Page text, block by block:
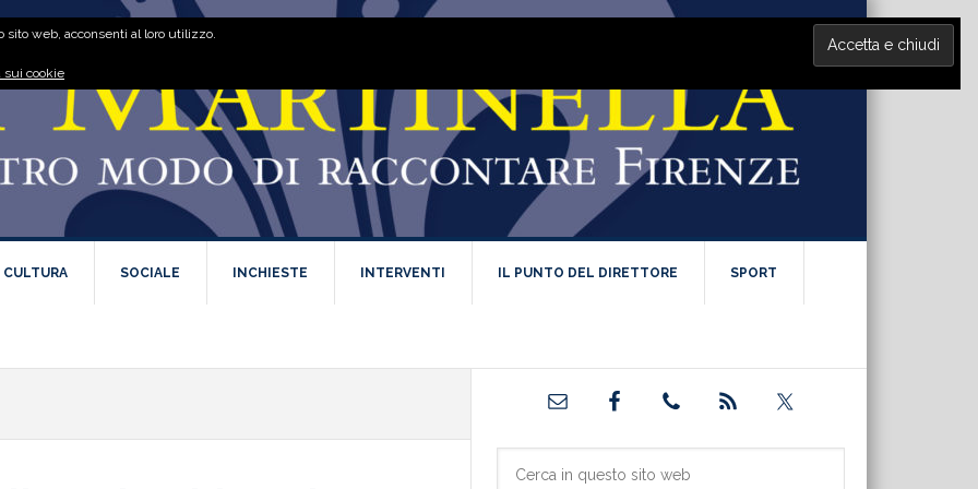
CULTURA SOCIALE INCHIESTE INTERVENTI IL PUNTO DEL DIRETTORE SPORT
Barra
primaria
web, acconsenti al loro utilizzo.
sui cookie